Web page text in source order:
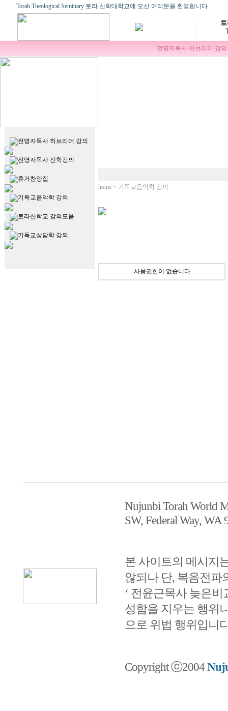
Torah Theological Seminary 토라 신학대학교에 오신 여러분을 환영합니다
전명자목사 히브리어 강의
전명자목사 히브리어 강의
전명자목사 신학강의
휴거찬양집
기독교음악학 강의
토라신학교 강의모음
기독교상담학 강의
home > 기독교음악학 강의
사용권한이 없습니다
Nujunbi Torah World
SW, Federal Way, WA
본 사이트의 메시지
않되나 단, 복음전파
‘ 전윤근목사 늦은비
성함을 지우는 행위
으로 위법 행위입니
Copyright ⓒ2004